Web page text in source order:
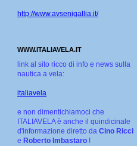
http://www.avsenigallia.it/
WWW.ITALIAVELA.IT
link al sito ricco di info e news sulla
nautica a vela:
italiavela
e non dimentichiamoci che
ITALIAVELA è anche il quindicinale
d'informazione diretto da Cino Ricci
e Roberto Imbastaro !